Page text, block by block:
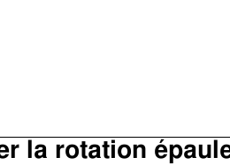
la rotation